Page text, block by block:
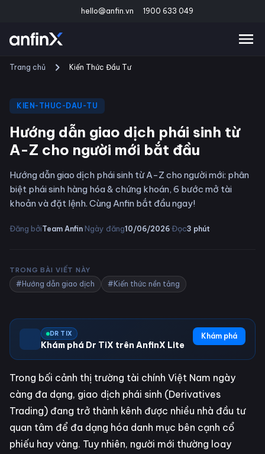
hello@anfin.vn 1900 633 049
Trang chủ Kiến Thức Đầu Tư
KIEN-THUC-DAU-TU
Hướng dẫn giao dịch phái sinh từ
A-Z cho người mới bắt đầu
Hướng dẫn giao dịch phái sinh từ A-Z cho người mới: phân
biệt phái sinh hàng hóa & chứng khoán, 6 bước mở tài
khoản và đặt lệnh. Cùng Anfin bắt đầu ngay!
Đăng bởiTeam Anfin·Ngày đăng10/06/2026·Đọc3 phút
TRONG BÀI VIẾT NÀY
#Hướng dẫn giao dịch #Kiến thức nền tảng
DR TIX
Khám phá Dr TiX trên AnfinX Lite
Khám phá
Trong bối cảnh thị trường tài chính Việt Nam ngày
càng đa dạng, giao dịch phái sinh (Derivatives
Trading) đang trở thành kênh được nhiều nhà đầu tư
quan tâm để đa dạng hóa danh mục bên cạnh cổ
phiếu hay vàng. Tuy nhiên, người mới thường loay